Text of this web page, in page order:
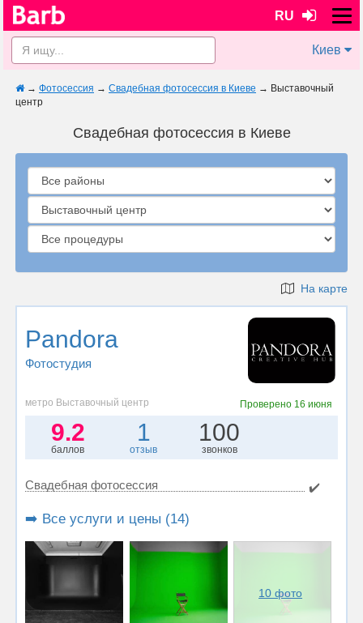
RU
Киев
→ Фотосессия → Свадебная фотосессия в Киеве → Выставочный
центр
Свадебная фотосессия в Киеве
На карте
Pandora
Фотостудия
метро Выставочный центр Проверено 16 июня
9.2
баллов
1
отзыв
100
звонков
Свадебная фотосессия ✔️
➡️ Все услуги и цены (14)
10 фото